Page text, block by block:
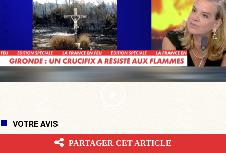
VOTRE AVIS
PARTAGER CET ARTICLE